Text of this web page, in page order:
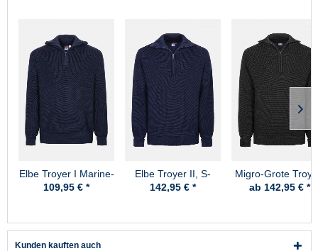
Elbe Troyer I Marine-
Blau
109,95 € *
Elbe Troyer II, S-
Skipper Marine-Blau
142,95 € *
Migro-Grote
Schurwolle -
ab 142,95 € *
Kunden kauften auch